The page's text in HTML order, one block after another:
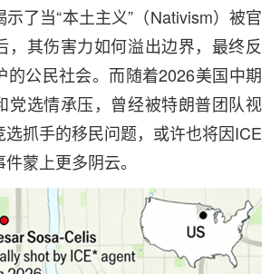
了当“本土主义”（Nativism）被官
，其伤害力如何溢出边界，最终反
的公民社会。而随着2026美国中期
党选情承压，曾经被特朗普团队视
抓手的移民问题，或许也将因ICE
蒙上更多阴云。